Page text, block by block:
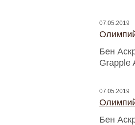
07.05.2019
Бен
Grapple
07.05.2019
Бен